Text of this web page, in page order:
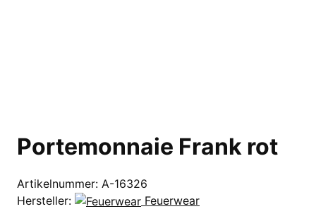
Portemonnaie Frank rot
Artikelnummer: A-16326
Hersteller:
Feuerwear